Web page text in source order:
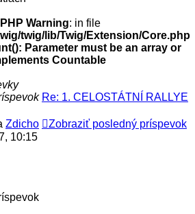
Warning: in file
twig/lib/Twig/Extension/Core.php
Parameter must be an array or
Countable
Re: 1. CELOSTÁTNÍ RALLYE
Zdicho
Zobraziť posledný príspevok
10:15